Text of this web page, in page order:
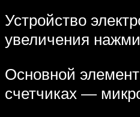
Устройство
увеличения
Основной
счетчиках —